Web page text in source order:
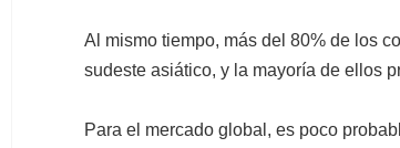
Al mismo tiempo, más del 80% de los
sudeste asiático, y la mayoría de ellos
Para el mercado global, es poco